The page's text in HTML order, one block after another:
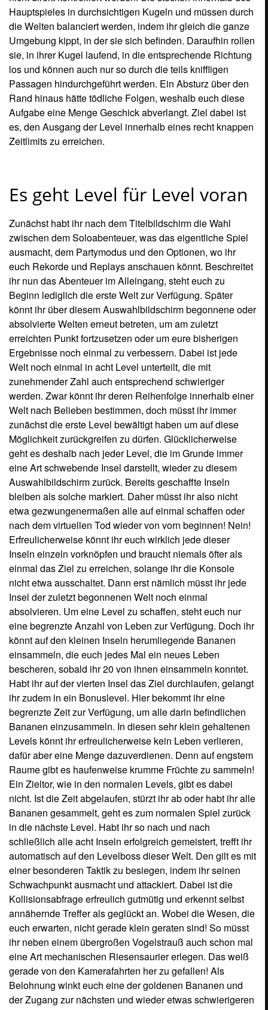
zwischen dem Soloabenteuer, was das eigentliche Spiel
ausmacht, dem Partymodus und den Optionen, wo ihr
euch Rekorde und Replays anschauen könnt. Beschreitet
ihr nun das Abenteuer im Alleingang, steht euch zu
Beginn lediglich die erste Welt zur Verfügung. Später
könnt ihr über diesem Auswahlbildschirm begonnene oder
absolvierte Welten erneut betreten, um am zuletzt
erreichten Punkt fortzusetzen oder um eure bisherigen
Ergebnisse noch einmal zu verbessern. Dabei ist jede
Welt noch einmal in acht Level unterteilt, die mit
Welt nach Belieben bestimmen, doch müsst ihr immer
zunächst die erste Level bewältigt haben um auf diese
geht es deshalb nach jeder Level, die im Grunde immer
eine Art schwebende Insel darstellt, wieder zu diesem
Auswahlbildschirm zurück. Bereits geschaffte Inseln
bleiben als solche markiert. Daher müsst ihr also nicht
etwa gezwungenermaßen alle auf einmal schaffen oder
nach dem virtuellen Tod wieder von vorn beginnen! Nein!
Erfreulicherweise könnt ihr euch wirklich jede dieser
Inseln einzeln vorknöpfen und braucht niemals öfter als
einmal das Ziel zu erreichen, solange ihr die Konsole
nicht etwa ausschaltet. Dann erst nämlich müsst ihr jede
Insel der zuletzt begonnenen Welt noch einmal
absolvieren. Um eine Level zu schaffen, steht euch nur
eine begrenzte Anzahl von Leben zur Verfügung. Doch ihr
könnt auf den kleinen Inseln herumliegende Bananen
einsammeln, die euch jedes Mal ein neues Leben
bescheren, sobald ihr 20 von ihnen einsammeln konntet.
Habt ihr auf der vierten Insel das Ziel durchlaufen, gelangt
ihr zudem in ein Bonuslevel. Hier bekommt ihr eine
begrenzte Zeit zur Verfügung, um alle darin befindlichen
Bananen einzusammeln. In diesen sehr klein gehaltenen
Levels könnt ihr erfreulicherweise kein Leben verlieren,
dafür aber eine Menge dazuverdienen. Denn auf engstem
Raume gibt es haufenweise krumme Früchte zu sammeln!
Ein Zieltor, wie in den normalen Levels, gibt es dabei
nicht. Ist die Zeit abgelaufen, stürzt ihr ab oder habt ihr alle
Bananen gesammelt, geht es zum normalen Spiel zurück
in die nächste Level. Habt ihr so nach und nach
schließlich alle acht Inseln erfolgreich gemeistert, trefft ihr
automatisch auf den Levelboss dieser Welt. Den gilt es mit
einer besonderen Taktik zu besiegen, indem ihr seinen
Schwachpunkt ausmacht und attackiert. Dabei ist die
Kollisionsabfrage erfreulich gutmütig und erkennt selbst
annähernde Treffer als geglückt an. Wobei die Wesen, die
euch erwarten, nicht gerade klein geraten sind! So müsst
ihr neben einem übergroßen Vogelstrauß auch schon mal
eine Art mechanischen Riesensaurier erlegen. Das weiß
gerade von den Kamerafahrten her zu gefallen! Als
Belohnung winkt euch eine der goldenen Bananen und
der Zugang zur nächsten und wieder etwas schwierigeren
Welt, wo es nach dem gleichen Schema weiter geht.
Doch selbst für diesen Übergang hat man sich bei SEGA
etwas Spaßiges einfallen lassen. Werden nämlich nach
jedem besiegten Endgegner die Credits angezeigt,
braucht ihr in diesem Augenblick dennoch nicht als
einfacher Zuschauer zu fungieren. Weit gefehlt! Selbst
hier steuert ihr den kleinen Affen in seiner Kugel über den
Bildschirm und dürft nach Herzenslust die Bananen
aufsammeln, die Zusammen mit dem Schriftzug über den
Screen von Unten nach Oben scrollen. Dabei sind diese
nicht selten zwischen den Buchstaben gelagert, von
denen ihr bei Berührung abprallt wie von einem
Trampolin, sodass ihr mit einer ruhigen Hand geschickt
um sie herum steuern müsst. Dabei kontrolliert ihr die